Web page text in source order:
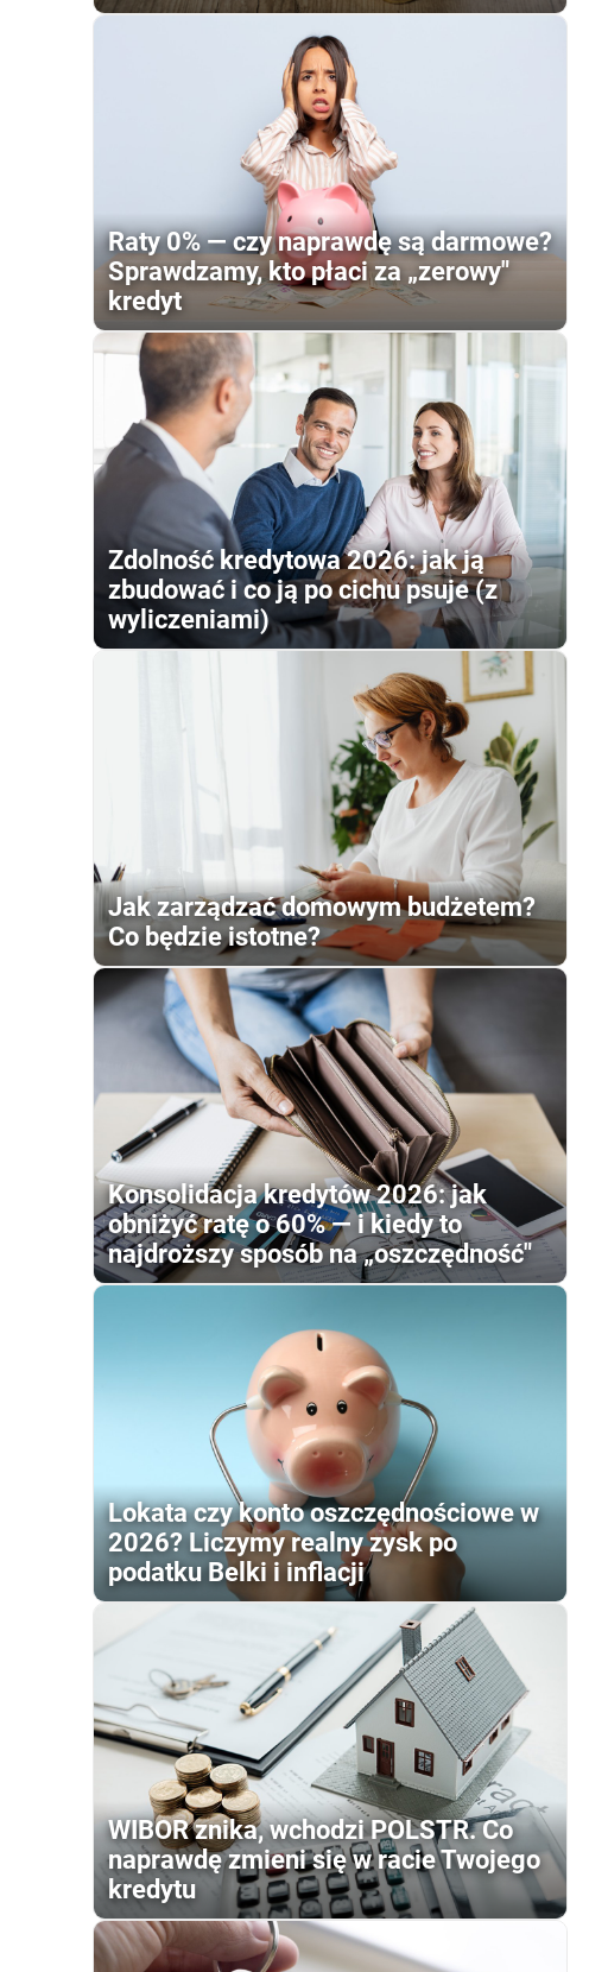
Raty 0% — czy naprawdę są darmowe?
Sprawdzamy, kto płaci za „zerowy"
kredyt
Zdolność kredytowa 2026: jak ją
zbudować i co ją po cichu psuje (z
wyliczeniami)
Jak zarządzać domowym budżetem?
Co będzie istotne?
Konsolidacja kredytów 2026: jak
obniżyć ratę o 60% — i kiedy to
najdroższy sposób na „oszczędność"
Lokata czy konto oszczędnościowe w
2026? Liczymy realny zysk po
podatku Belki i inflacji
WIBOR znika, wchodzi POLSTR. Co
naprawdę zmieni się w racie Twojego
kredytu